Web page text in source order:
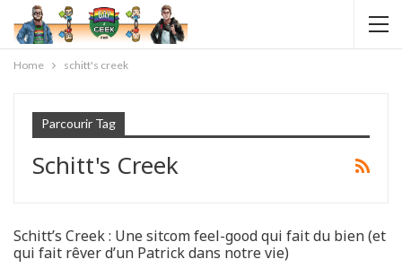
Home schitt's creek
Parcourir Tag
Schitt's Creek
Schitt’s Creek : Une sitcom feel-good qui fait du bien (et
qui fait rêver d’un Patrick dans notre vie)